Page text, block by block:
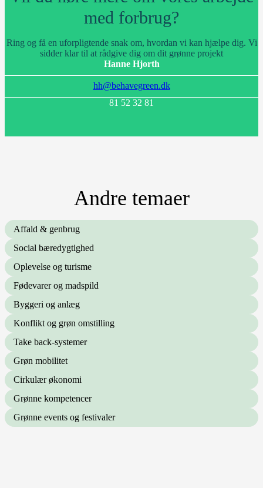
med forbrug?
Ring og få en uforpligtende snak om, hvordan vi kan hjælpe dig. Vi
sidder klar til at rådgive dig om dit grønne projekt
Hanne Hjorth
hh@behavegreen.dk
81 52 32 81
Andre temaer
Affald & genbrug
Social bæredygtighed
Oplevelse og turisme
Fødevarer og madspild
Byggeri og anlæg
Konflikt og grøn omstilling
Take back-systemer
Grøn mobilitet
Cirkulær økonomi
Grønne kompetencer
Grønne events og festivaler